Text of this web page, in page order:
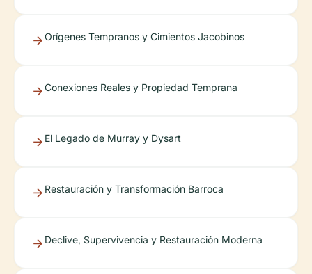
Orígenes Tempranos y Cimientos Jacobinos
Conexiones Reales y Propiedad Temprana
El Legado de Murray y Dysart
Restauración y Transformación Barroca
Declive, Supervivencia y Restauración Moderna